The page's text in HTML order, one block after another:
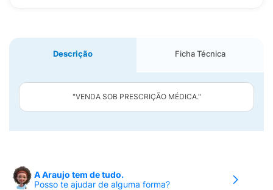
Descrição Ficha Técnica
"VENDA SOB PRESCRIÇÃO MÉDICA."
A Araujo tem de tudo.
Posso te ajudar de alguma forma?